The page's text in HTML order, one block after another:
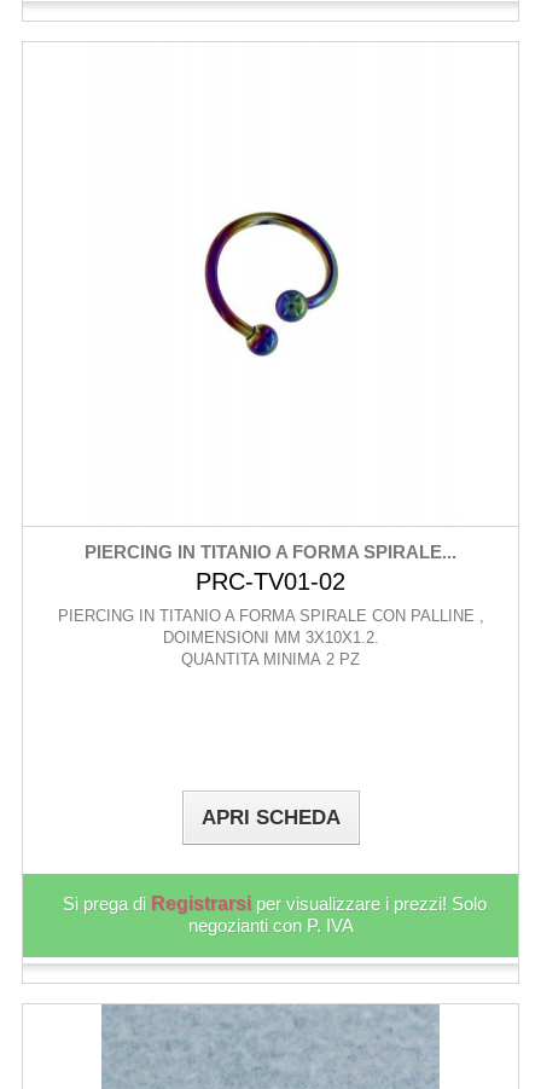
PIERCING IN TITANIO A FORMA SPIRALE...
PRC-TV01-02
PIERCING IN TITANIO A FORMA SPIRALE CON PALLINE ,
DOIMENSIONI MM 3X10X1.2.
QUANTITA MINIMA 2 PZ
APRI SCHEDA
Si prega di Registrarsi per visualizzare i prezzi! Solo
negozianti con P. IVA